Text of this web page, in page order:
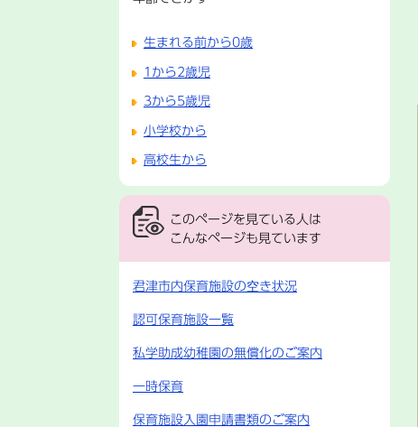
生まれる前から0歳
1から2歳児
3から5歳児
小学校から
高校生から
このページを見ている人は
こんなページも見ています
君津市内保育施設の空き状況
認可保育施設一覧
私学助成幼稚園の無償化のご案内
一時保育
保育施設入園申請書類のご案内